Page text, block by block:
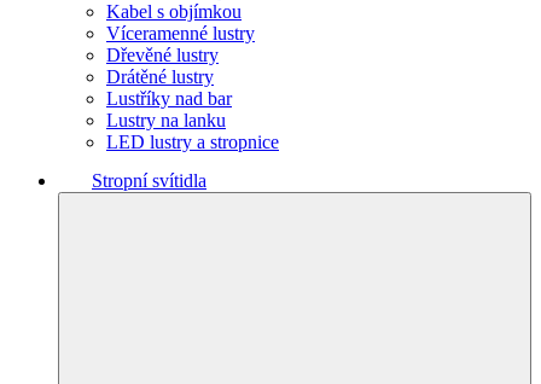
Kabel s objímkou
Víceramenné lustry
Dřevěné lustry
Drátěné lustry
Lustříky nad bar
Lustry na lanku
LED lustry a stropnice
Stropní svítidla